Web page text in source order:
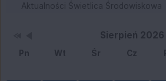
Aktualności Świetlica Środowiskowa
Lista
Sierpień 2026
Przestaw datę na Sierpień 2025
Przestaw datę na Lipiec 2026
Pn Wt Śr Cz